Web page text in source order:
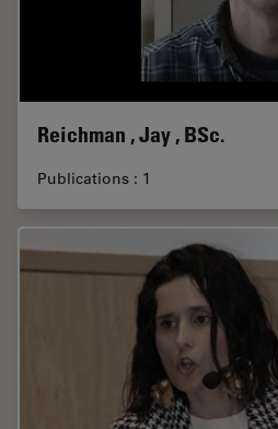
Reichman , Jay , BSc.
Publications : 1